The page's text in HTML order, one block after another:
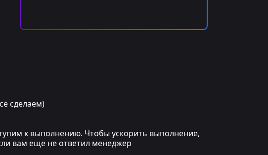
сделаем)
к выполнению. Чтобы ускорить выполнение,
вам еще не ответил менеджер